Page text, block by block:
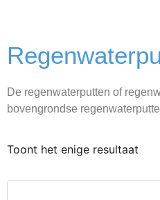
De regenwaterputten of
bovengrondse
Toont het enige resultaat